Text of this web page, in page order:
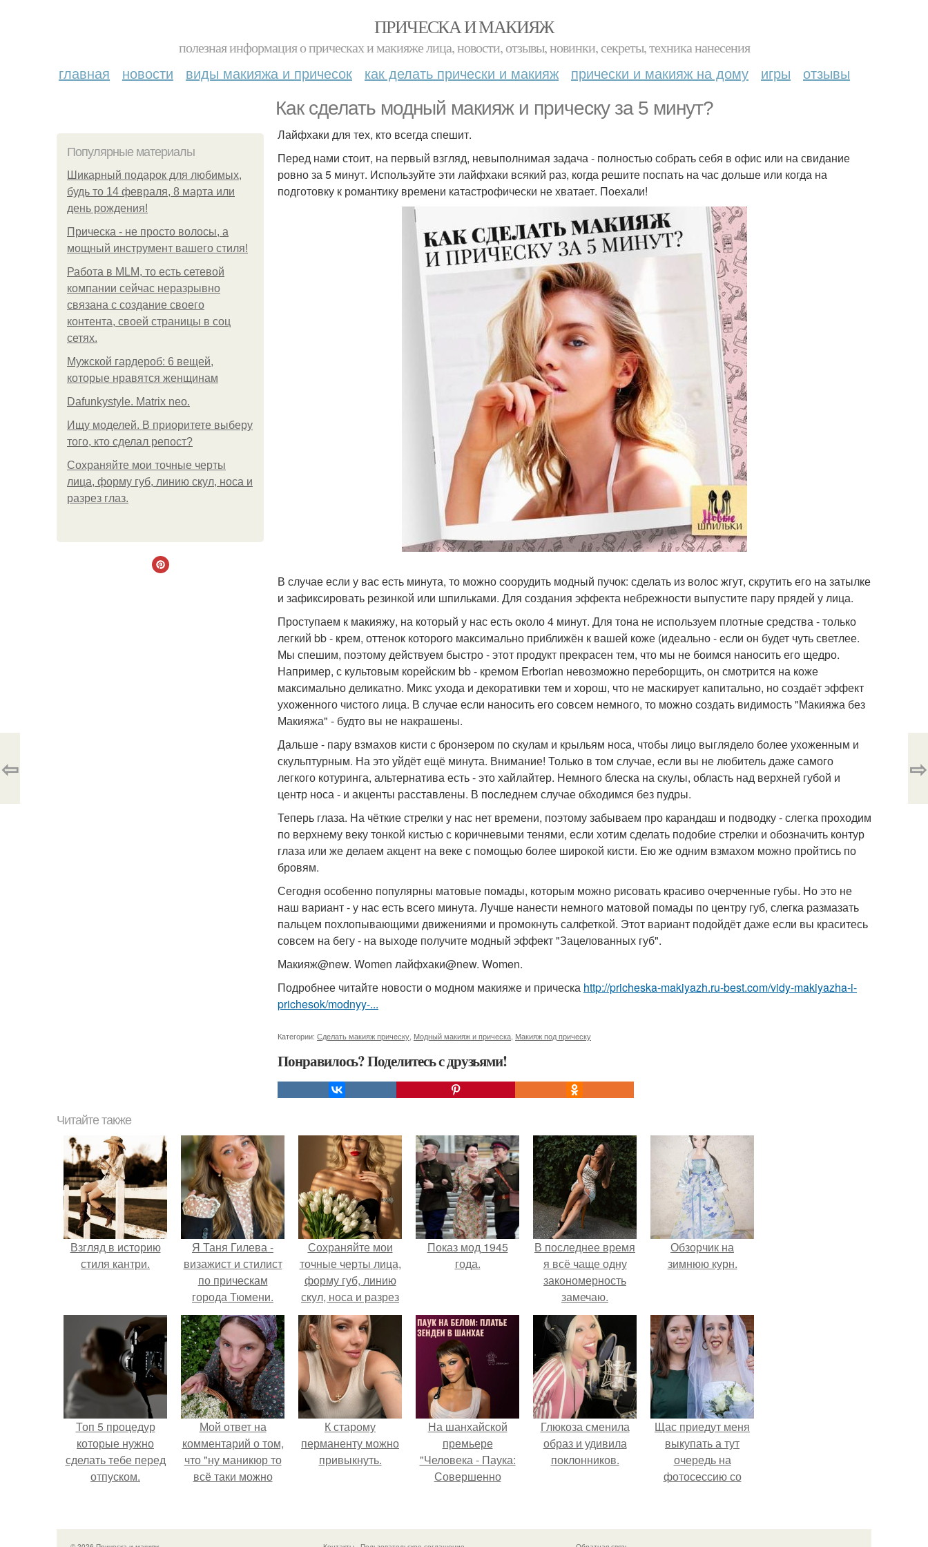
ПРИЧЕСКА И МАКИЯЖ
полезная информация о прическах и макияже лица, новости, отзывы, новинки, секреты, техника нанесения
главная новости виды макияжа и причесок как делать прически и макияж прически и макияж на дому игры отзывы
Как сделать модный макияж и прическу за 5 минут?
Популярные материалы
Шикарный подарок для любимых,
будь то 14 февраля, 8 марта или
день рождения!
Прическа - не просто волосы, а
мощный инструмент вашего стиля!
Работа в MLM, то есть сетевой
компании сейчас неразрывно
связана с создание своего
контента, своей страницы в соц
сетях.
Мужской гардероб: 6 вещей,
которые нравятся женщинам
Dafunkystyle. Matrix neo.
Ищу моделей. В приоритете выберу
того, кто сделал репост?
Сохраняйте мои точные черты
лица, форму губ, линию скул, носа и
разрез глаз.
Лайфхаки для тех, кто всегда спешит.
Перед нами стоит, на первый взгляд, невыполнимая задача - полностью собрать себя в офис или на свидание
ровно за 5 минут. Используйте эти лайфхаки всякий раз, когда решите поспать на час дольше или когда на
подготовку к романтику времени катастрофически не хватает. Поехали!
В случае если у вас есть минута, то можно соорудить модный пучок: сделать из волос жгут, скрутить его на затылке
и зафиксировать резинкой или шпильками. Для создания эффекта небрежности выпустите пару прядей у лица.
Проступаем к макияжу, на который у нас есть около 4 минут. Для тона не используем плотные средства - только
легкий bb - крем, оттенок которого максимально приближён к вашей коже (идеально - если он будет чуть светлее.
Мы спешим, поэтому действуем быстро - этот продукт прекрасен тем, что мы не боимся наносить его щедро.
Например, с культовым корейским bb - кремом Erborian невозможно переборщить, он смотрится на коже
максимально деликатно. Микс ухода и декоративки тем и хорош, что не маскирует капитально, но создаёт эффект
ухоженного чистого лица. В случае если наносить его совсем немного, то можно создать видимость "Макияжа без
Макияжа" - будто вы не накрашены.
Дальше - пару взмахов кисти с бронзером по скулам и крыльям носа, чтобы лицо выглядело более ухоженным и
скульптурным. На это уйдёт ещё минута. Внимание! Только в том случае, если вы не любитель даже самого
легкого котуринга, альтернатива есть - это хайлайтер. Немного блеска на скулы, область над верхней губой и
центр носа - и акценты расставлены. В последнем случае обходимся без пудры.
Теперь глаза. На чёткие стрелки у нас нет времени, поэтому забываем про карандаш и подводку - слегка проходим
по верхнему веку тонкой кистью с коричневыми тенями, если хотим сделать подобие стрелки и обозначить контур
глаза или же делаем акцент на веке с помощью более широкой кисти. Ею же одним взмахом можно пройтись по
бровям.
Сегодня особенно популярны матовые помады, которым можно рисовать красиво очерченные губы. Но это не
наш вариант - у нас есть всего минута. Лучше нанести немного матовой помады по центру губ, слегка размазать
пальцем похлопывающими движениями и промокнуть салфеткой. Этот вариант подойдёт даже если вы краситесь
совсем на бегу - на выходе получите модный эффект "Зацелованных губ".
Макияж@new. Women лайфхаки@new. Women.
Подробнее читайте новости о модном макияже и прическа http://pricheska-makiyazh.ru-best.com/vidy-makiyazha-i-
prichesok/modnyy-...
Категории: Сделать макияж прическу Модный макияж и прическа Макияж под прическу
Понравилось? Поделитесь с друзьями!
⇦ ⇨
Читайте также
Взгляд в историю
стиля кантри.
Я Таня Гилева -
визажист и стилист
по прическам
города Тюмени.
Сохраняйте мои
точные черты лица,
форму губ, линию
скул, носа и разрез
глаз.
Показ мод 1945
года.
В последнее время
я всё чаще одну
закономерность
замечаю.
Обзорчик на
зимнюю курн.
Топ 5 процедур
которые нужно
сделать тебе перед
отпуском.
Мой ответ на
комментарий о том,
что "ну маникюр то
всё таки можно
К старому
перманенту можно
привыкнуть.
На шанхайской
премьере
"Человека - Паука:
Совершенно
просто очередной
наряд, а настоящий
Глюкоза сменила
образ и удивила
поклонников.
Щас приедут меня
выкупать а тут
очередь на
фотосессию со